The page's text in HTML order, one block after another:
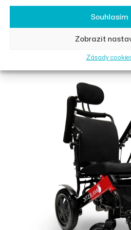
Souhlasím
Zobrazit
Zásady
sezení na více místech.
Výběr Možností